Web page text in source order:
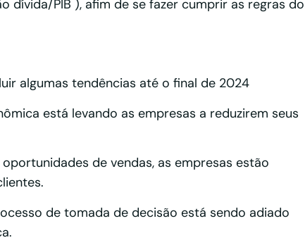
dívida/PIB ), afim de se fazer cumprir as regras do
algumas tendências até o final de 2024
está levando as empresas a reduzirem seus
de vendas, as empresas estão
de tomada de decisão está sendo adiado